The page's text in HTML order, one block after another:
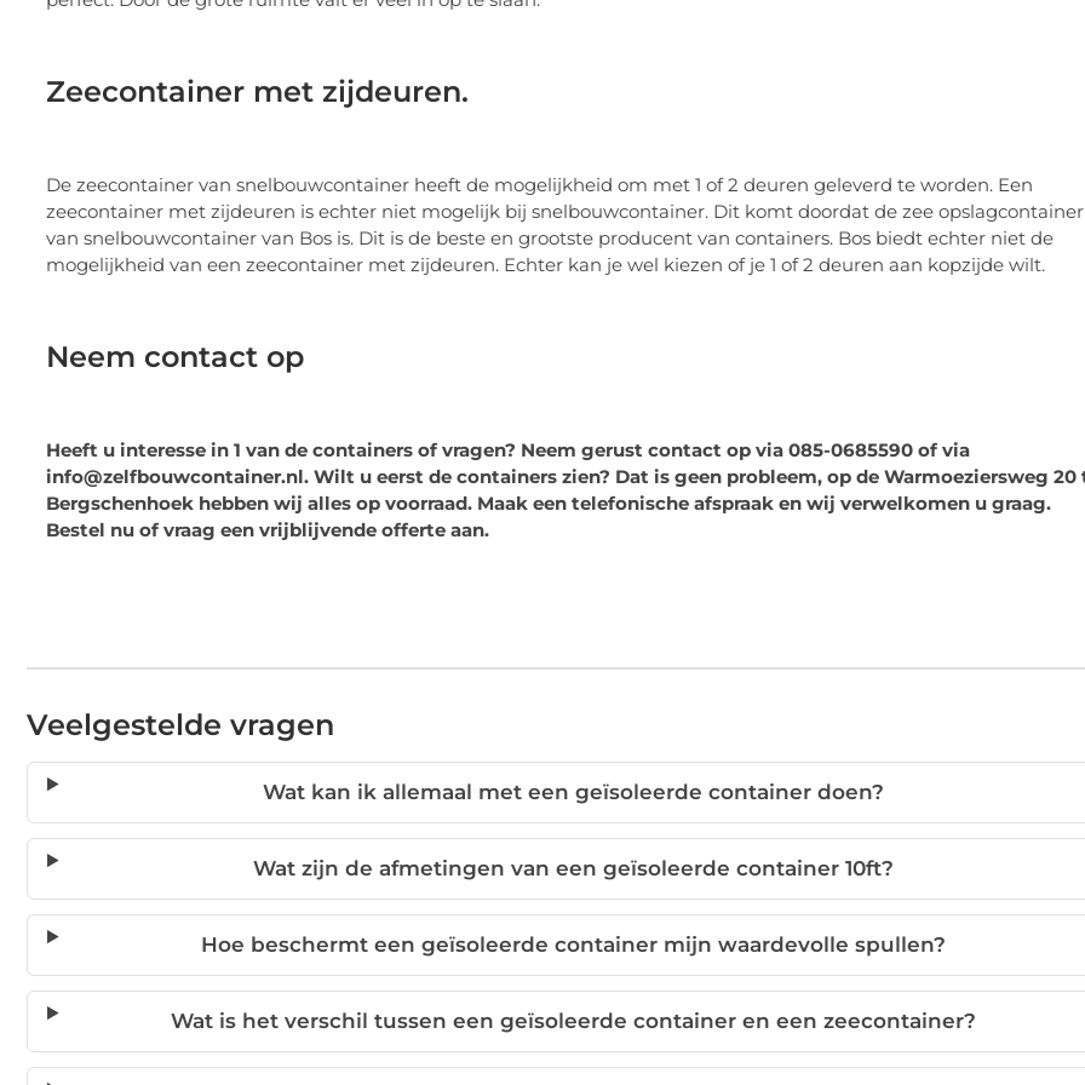
Zeecontainer met zijdeuren.
De zeecontainer van snelbouwcontainer heeft de mogelijkheid om met 1 of 2 deuren geleverd te worden. Een
zeecontainer met zijdeuren is echter niet mogelijk bij snelbouwcontainer. Dit komt doordat de zee opslagcontainer
van snelbouwcontainer van Bos is. Dit is de beste en grootste producent van containers. Bos biedt echter niet de
mogelijkheid van een zeecontainer met zijdeuren. Echter kan je wel kiezen of je 1 of 2 deuren aan kopzijde wilt.
Neem contact op
Heeft u interesse in 1 van de containers of vragen? Neem gerust contact op via 085-0685590 of via
info@zelfbouwcontainer.nl. Wilt u eerst de containers zien? Dat is geen probleem, op de Warmoeziersweg 20
Bergschenhoek hebben wij alles op voorraad. Maak een telefonische afspraak en wij verwelkomen u graag.
Bestel nu of vraag een vrijblijvende offerte aan.
Veelgestelde vragen
Wat kan ik allemaal met een geïsoleerde container doen?
Wat zijn de afmetingen van een geïsoleerde container 10ft?
Hoe beschermt een geïsoleerde container mijn waardevolle spullen?
Wat is het verschil tussen een geïsoleerde container en een zeecontainer?